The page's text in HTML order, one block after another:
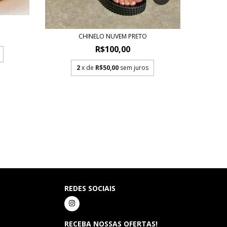
CHINELO NUVEM PRETO
R$100,00
2x de R$50,00 sem juros
REDES SOCIAIS
RECEBA NOSSAS OFERTAS!